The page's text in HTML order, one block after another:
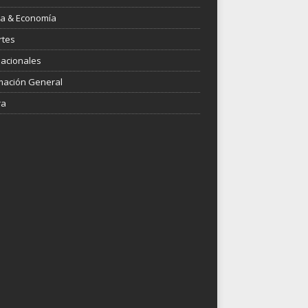
& Economía
General